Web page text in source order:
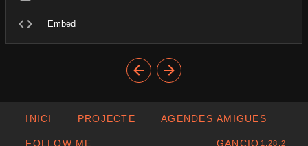
Embed
INICI PROJECTE AGENDES AMIGUES
FOLLOW ME GANCIO 1.28.2